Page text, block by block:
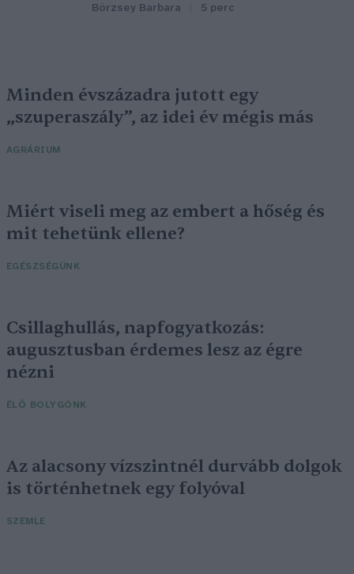
Börzsey Barbara 5 perc
Minden évszázadra jutott egy
„szuperaszály”, az idei év mégis más
AGRÁRIUM
Miért viseli meg az embert a hőség és
mit tehetünk ellene?
EGÉSZSÉGÜNK
Csillaghullás, napfogyatkozás:
augusztusban érdemes lesz az égre
nézni
ÉLŐ BOLYGÓNK
Az alacsony vízszintnél durvább dolgok
is történhetnek egy folyóval
SZEMLE